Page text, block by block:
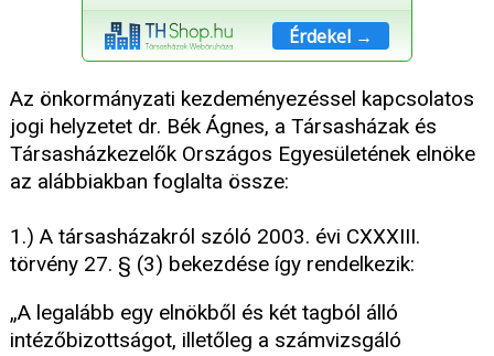
Érdekel →
Az önkormányzati kezdeményezéssel kapcsolatos
jogi helyzetet dr. Bék Ágnes, a Társasházak és
Társasházkezelők Országos Egyesületének elnöke
az alábbiakban foglalta össze:
1.) A társasházakról szóló 2003. évi CXXXIII.
törvény 27. § (3) bekezdése így rendelkezik:
„A legalább egy elnökből és két tagból álló
intézőbizottságot, illetőleg a számvizsgáló